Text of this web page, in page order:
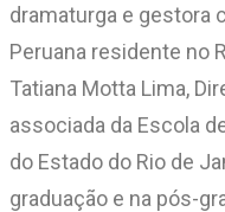
dramaturga e gestora
Peruana residente no
Tatiana Motta Lima,
associada da Escola
do Estado do Rio de
graduação e na pós-